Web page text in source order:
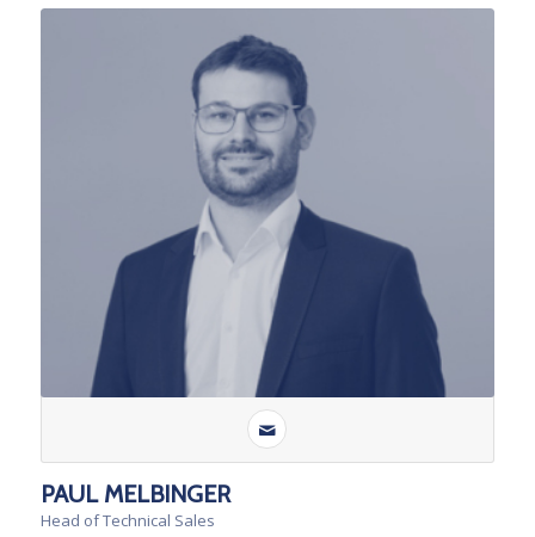
PAUL MELBINGER
Head of Technical Sales